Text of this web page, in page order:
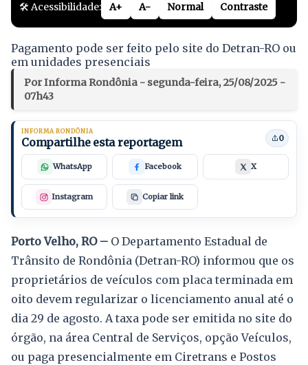
🛠️ Acessibilidade: A+ A- Normal Contraste
Pagamento pode ser feito pelo site do Detran-RO ou
em unidades presenciais
Por Informa Rondônia - segunda-feira, 25/08/2025 -
07h43
INFORMA RONDÔNIA
Compartilhe esta reportagem 0
WhatsApp Facebook X
Instagram Copiar link
Porto Velho, RO – O Departamento Estadual de
Trânsito de Rondônia (Detran-RO) informou que os
proprietários de veículos com placa terminada em
oito devem regularizar o licenciamento anual até o
dia 29 de agosto. A taxa pode ser emitida no site do
órgão, na área Central de Serviços, opção Veículos,
ou paga presencialmente em Ciretrans e Postos